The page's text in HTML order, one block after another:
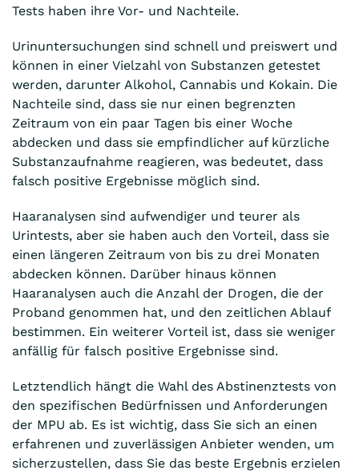
Tests haben ihre Vor- und Nachteile.
Urinuntersuchungen sind schnell und preiswert und
können in einer Vielzahl von Substanzen getestet
werden, darunter Alkohol, Cannabis und Kokain. Die
Nachteile sind, dass sie nur einen begrenzten
Zeitraum von ein paar Tagen bis einer Woche
abdecken und dass sie empfindlicher auf kürzliche
Substanzaufnahme reagieren, was bedeutet, dass
falsch positive Ergebnisse möglich sind.
Haaranalysen sind aufwendiger und teurer als
Urintests, aber sie haben auch den Vorteil, dass sie
einen längeren Zeitraum von bis zu drei Monaten
abdecken können. Darüber hinaus können
Haaranalysen auch die Anzahl der Drogen, die der
Proband genommen hat, und den zeitlichen Ablauf
bestimmen. Ein weiterer Vorteil ist, dass sie weniger
anfällig für falsch positive Ergebnisse sind.
Letztendlich hängt die Wahl des Abstinenztests von
den spezifischen Bedürfnissen und Anforderungen
der MPU ab. Es ist wichtig, dass Sie sich an einen
erfahrenen und zuverlässigen Anbieter wenden, um
sicherzustellen, dass Sie das beste Ergebnis erzielen